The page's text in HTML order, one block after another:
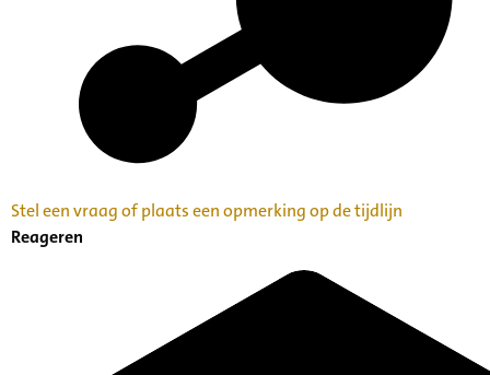
Stel een vraag of plaats een opmerking op de tijdlijn
Reageren